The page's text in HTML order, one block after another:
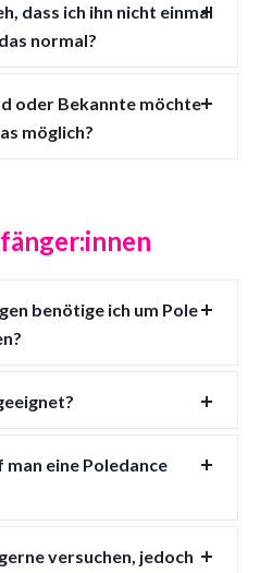
dass ich ihn nicht einmal
normal?
oder Bekannte möchte
möglich?
benötige ich um Pole
eine Poledance
versuchen, jedoch